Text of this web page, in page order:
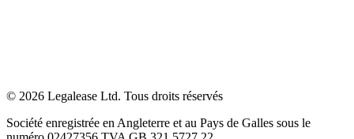
© 2026 Legalease Ltd. Tous droits réservés
Société enregistrée en Angleterre et au Pays de Galles sous le